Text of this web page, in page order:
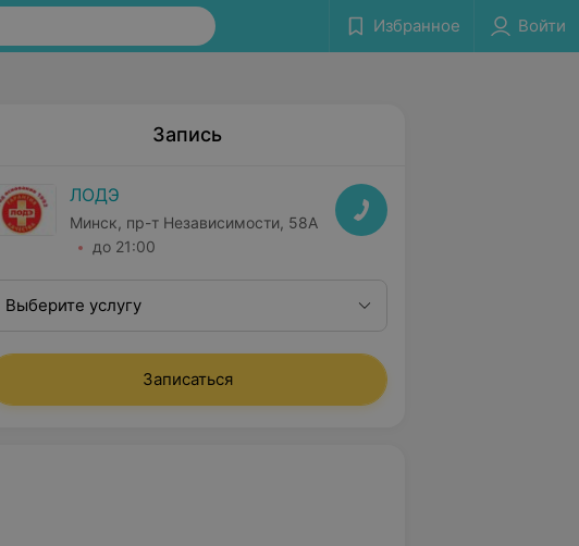
Избранное Войти
Запись
ЛОДЭ
Минск, пр-т Независимости, 58А
до 21:00
Выберите услугу
Записаться